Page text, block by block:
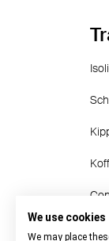
We use cookies
We may place